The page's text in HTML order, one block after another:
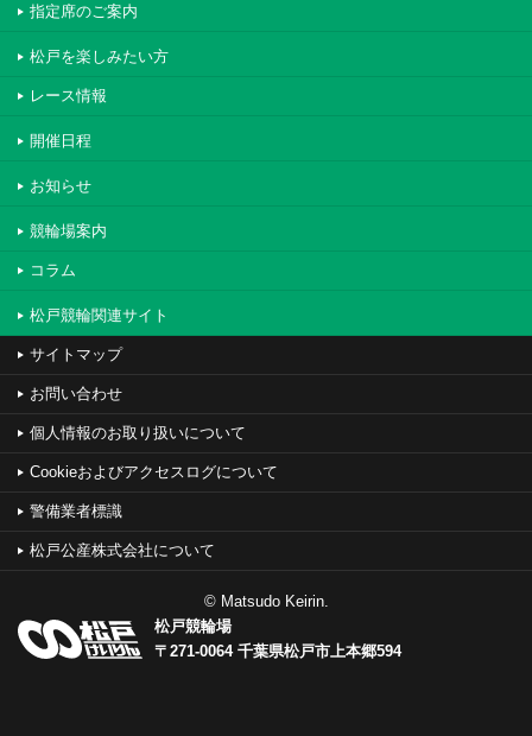
指定席のご案内
松戸を楽しみたい方
レース情報
開催日程
お知らせ
競輪場案内
コラム
松戸競輪関連サイト
サイトマップ
お問い合わせ
個人情報のお取り扱いについて
Cookieおよびアクセスログについて
警備業者標識
松戸公産株式会社について
© Matsudo Keirin.
松戸競輪場
〒271-0064 千葉県松戸市上本郷594